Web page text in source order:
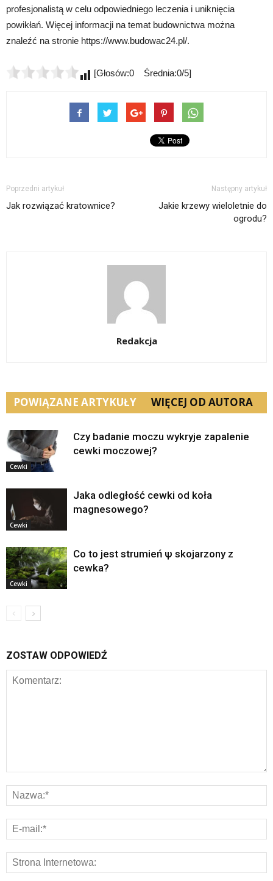
profesjonalistą w celu odpowiedniego leczenia i uniknięcia
powikłań. Więcej informacji na temat budownictwa można
znaleźć na stronie https://www.budowac24.pl/.
[Głosów:0 Średnia:0/5]
Poprzedni artykuł
Jak rozwiązać kratownice?
Następny artykuł
Jakie krzewy wieloletnie do
ogrodu?
Redakcja
POWIĄZANE ARTYKUŁY WIĘCEJ OD AUTORA
Cewki
Czy badanie moczu wykryje zapalenie
cewki moczowej?
Cewki
Jaka odległość cewki od koła
magnesowego?
Cewki
Co to jest strumień ψ skojarzony z
cewka?
ZOSTAW ODPOWIEDŹ